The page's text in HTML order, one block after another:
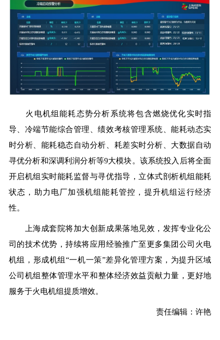
火电机组能耗态势分析系统将包含燃烧优化实时指
导、冷端节能综合管理、绩效考核管理系统、能耗动态实
时分析、能耗稳态自动分析、耗差实时分析、大数据自动
寻优分析和深调利润分析等9大模块。该系统投入后将全面
开启机组实时能耗监督与寻优指导，立体式剖析机组能耗
状态，助力电厂加强机组能耗管控，提升机组运行经济
性。
上海成套院将加大创新成果落地见效，发挥专业化公
司的技术优势，持续将应用经验推广至更多集团公司 火电
机组，形成机组 “一机一策”差异化管理方案 ， 为提升区域
公司 机组整体管理水平和整体经济效益贡献力量，更好地
服务于火电机组提质增效。
责任编辑：许艳